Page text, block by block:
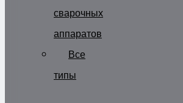
сварочных
аппаратов
Все
типы